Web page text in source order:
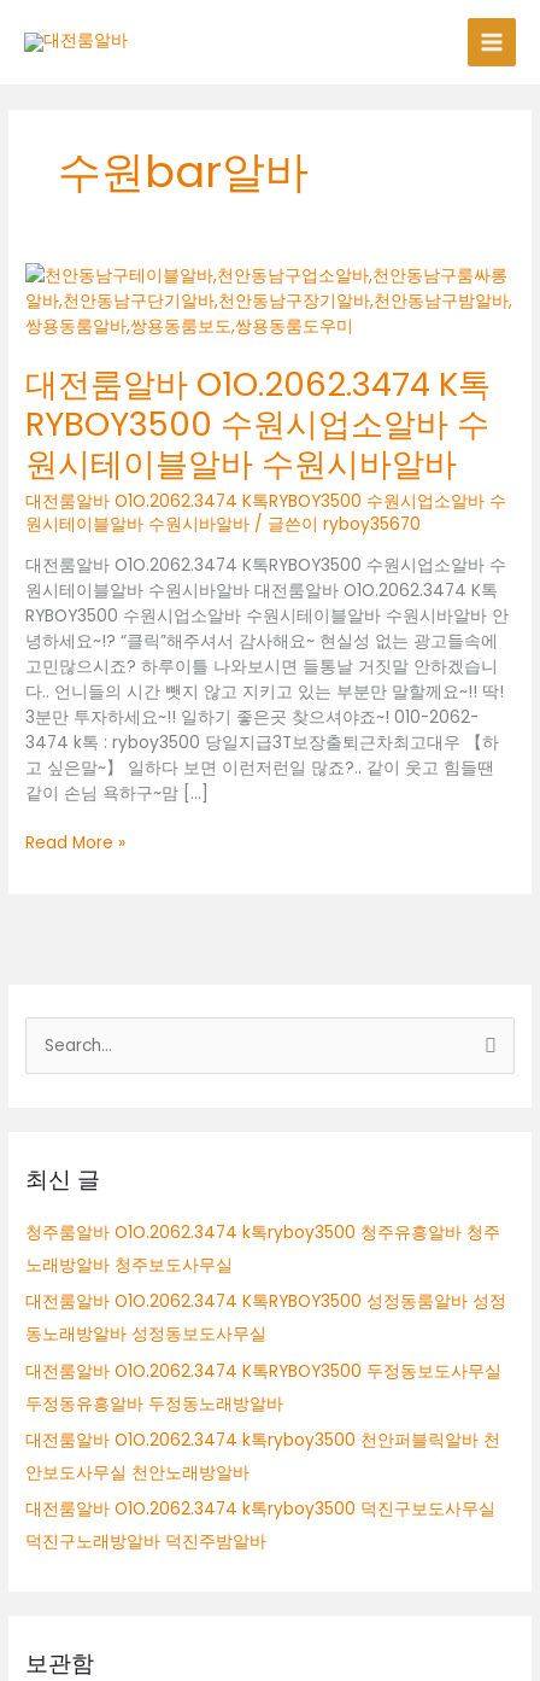
수원bar알바
대전룸알바 O1O.2062.3474 K톡
RYBOY3500 수원시업소알바 수
원시테이블알바 수원시바알바
대전룸알바 O1O.2062.3474 K톡RYBOY3500 수원시업소알바 수
원시테이블알바 수원시바알바 / 글쓴이ryboy35670
대전룸알바 O1O.2062.3474 K톡RYBOY3500 수원시업소알바 수
원시테이블알바 수원시바알바 대전룸알바 O1O.2062.3474 K톡
RYBOY3500 수원시업소알바 수원시테이블알바 수원시바알바 안
녕하세요~!? “클릭”해주셔서 감사해요~ 현실성 없는 광고들속에
고민많으시죠? 하루이틀 나와보시면 들통날 거짓말 안하겠습니
다.. 언니들의 시간 뺏지 않고 지키고 있는 부분만 말할께요~!! 딱!
3분만 투자하세요~!! 일하기 좋은곳 찾으셔야죠~! 010-2062-
3474 k톡 : ryboy3500 당일지급3T보장출퇴근차최고대우 【하
고 싶은말~】 일하다 보면 이런저런일 많죠?.. 같이 웃고 힘들땐
같이 손님 욕하구~맘 […]
대
톡
RYBOY3500
수
소
바
수
원
시
테
이
블
알
수
원
시
알
Read More »
최신 글
청주룸알바 O1O.2062.3474 k톡ryboy3500 청주유흥알바 청주
노래방알바 청주보도사무실
대전룸알바 O1O.2062.3474 K톡RYBOY3500 성정동룸알바 성정
동노래방알바 성정동보도사무실
대전룸알바 O1O.2062.3474 K톡RYBOY3500 두정동보도사무실
두정동유흥알바 두정동노래방알바
대전룸알바 O1O.2062.3474 k톡ryboy3500 천안퍼블릭알바 천
안보도사무실 천안노래방알바
대전룸알바 O1O.2062.3474 k톡ryboy3500 덕진구보도사무실
덕진구노래방알바 덕진주밤알바
보관함